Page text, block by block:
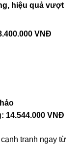
hiệu quả vượt
VNĐ
14.544.000 VNĐ
tranh ngay từ